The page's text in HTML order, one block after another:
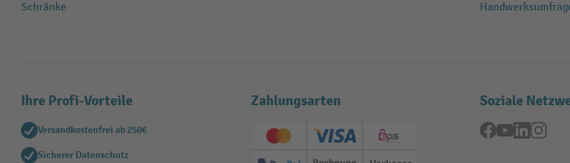
Schränke
Ihre Profi-Vorteile
Versandkostenfrei ab 250€
Sicherer Datenschutz
Zahlungsarten
Creditcard (Master)Creditcard (Visa)
EPS
Soziale
Facebook
YouTubeLinkedIn